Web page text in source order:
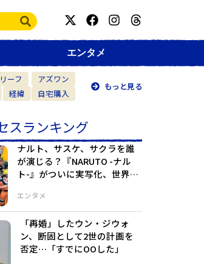
エンタメ
ーフ
アズワン
経緯 自宅購入
もっと見る
スランキング
エンタメ
ナルト、サスケ、サクラを誰
が演じる？『NARUTO -ナル
ト-』がついに実写化、世界規
「再婚」したウン・ジウォ
ン、断固として2世の計画を
否定…「すでにOOした」